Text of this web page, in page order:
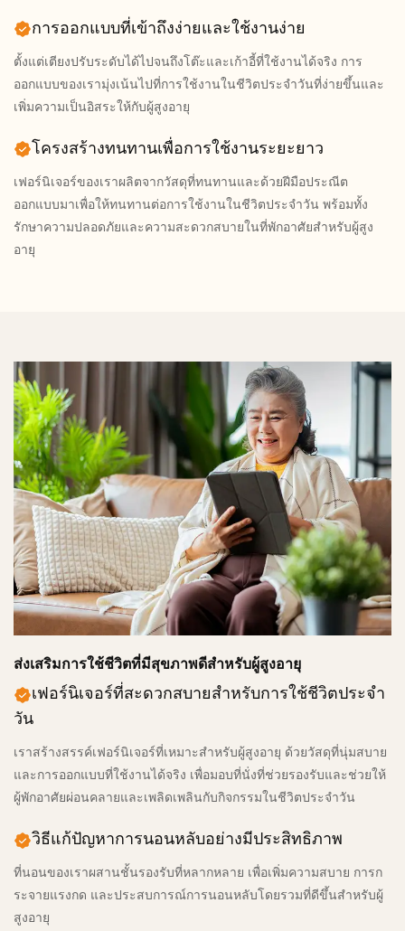
การออกแบบที่เข้าถึงง่ายและใช้งานง่าย
ตั้งแต่เตียงปรับระดับได้ไปจนถึงโต๊ะและเก้าอี้ที่ใช้งานได้จริง การ
ออกแบบของเรามุ่งเน้นไปที่การใช้งานในชีวิตประจำวันที่ง่ายขึ้นและ
เพิ่มความเป็นอิสระให้กับผู้สูงอายุ
โครงสร้างทนทานเพื่อการใช้งานระยะยาว
เฟอร์นิเจอร์ของเราผลิตจากวัสดุที่ทนทานและด้วยฝีมือประณีต
ออกแบบมาเพื่อให้ทนทานต่อการใช้งานในชีวิตประจำวัน พร้อมทั้ง
รักษาความปลอดภัยและความสะดวกสบายในที่พักอาศัยสำหรับผู้สูง
อายุ
ส่งเสริมการใช้ชีวิตที่มีสุขภาพดีสำหรับผู้สูงอายุ
เฟอร์นิเจอร์ที่สะดวกสบายสำหรับการใช้ชีวิตประจำ
วัน
เราสร้างสรรค์เฟอร์นิเจอร์ที่เหมาะสำหรับผู้สูงอายุ ด้วยวัสดุที่นุ่มสบาย
และการออกแบบที่ใช้งานได้จริง เพื่อมอบที่นั่งที่ช่วยรองรับและช่วยให้
ผู้พักอาศัยผ่อนคลายและเพลิดเพลินกับกิจกรรมในชีวิตประจำวัน
วิธีแก้ปัญหาการนอนหลับอย่างมีประสิทธิภาพ
ที่นอนของเราผสานชั้นรองรับที่หลากหลาย เพื่อเพิ่มความสบาย การก
ระจายแรงกด และประสบการณ์การนอนหลับโดยรวมที่ดีขึ้นสำหรับผู้
สูงอายุ